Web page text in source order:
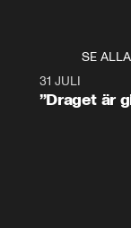
SE ALLA
31 JULI
”Draget är